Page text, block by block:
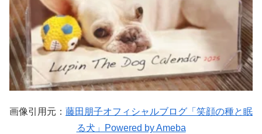
画像引用元： 藤田朋子オフィシャルブログ「笑顔の種と眠
る犬」Powered by Ameba